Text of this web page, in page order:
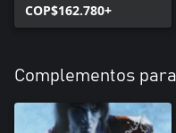
COP$162.780+
Complementos